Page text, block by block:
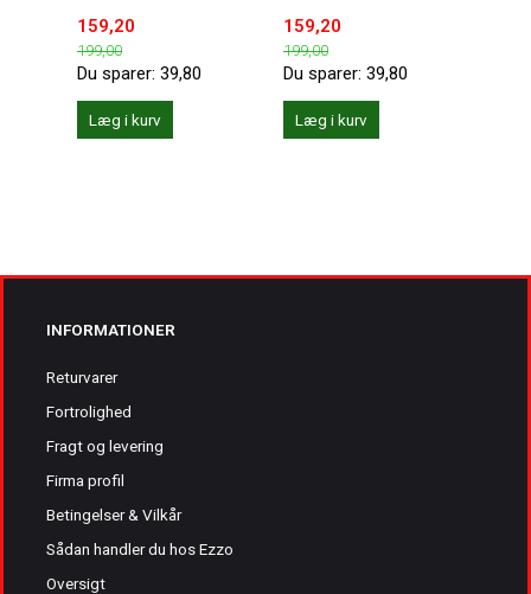
159,20
199,00
Du sparer: 39,80
Læg i kurv
159,20
199,00
Du sparer: 39,80
Læg i kurv
INFORMATIONER
Returvarer
Fortrolighed
Fragt og levering
Firma profil
Betingelser & Vilkår
Sådan handler du hos Ezzo
Oversigt